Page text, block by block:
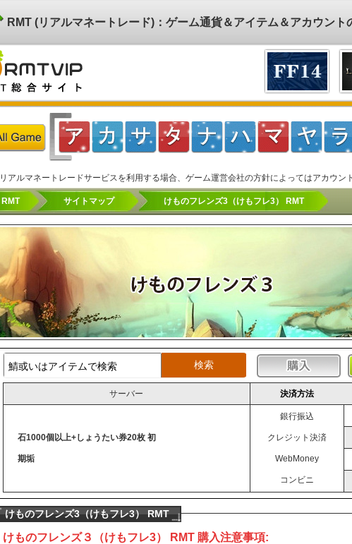
RMT (リアルマネートレード)：ゲーム通貨＆アイテム＆アカウント
リアルマネートレードサービスを利用する場合、ゲーム運営会社の方針によってはアカウン
RMT サイトマップ けものフレンズ3（けもフレ3） RMT
サーバー 決済方法
石1000個以上+しょうたい券20枚 初
期垢
銀行振込
クレジット決済
WebMoney
コンビニ
けものフレンズ3（けもフレ3） RMT
けものフレンズ３（けもフレ3） RMT 購入注意事項: